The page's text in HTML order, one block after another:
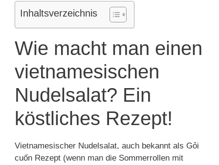
Inhaltsverzeichnis
Wie macht man einen
vietnamesischen
Nudelsalat? Ein
köstliches Rezept!
Vietnamesischer Nudelsalat, auch bekannt als Gỏi
cuốn Rezept (wenn man die Sommerrollen mit